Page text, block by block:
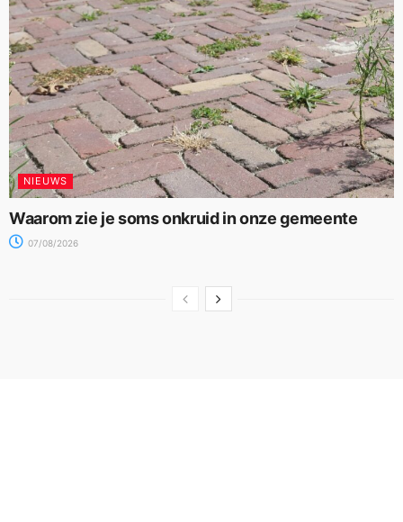
NIEUWS
Waarom zie je soms onkruid in onze gemeente
07/08/2026